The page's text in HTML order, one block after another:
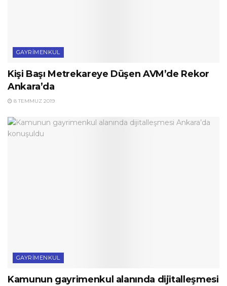
GAYRIMENKUL
Kişi Başı Metrekareye Düşen AVM’de Rekor
Ankara’da
8 TEMMUZ 2019
GAYRIMENKUL
Kamunun gayrimenkul alanında dijitalleşmesi